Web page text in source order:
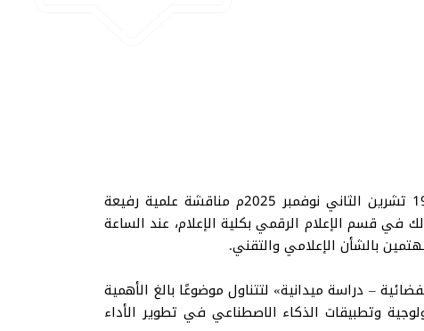
شهدت عمادة الدراسات العليا والبحث العلمي بالمركز الرئيسي في الجامعة الإسلامية بمنيسوتا مساء الأربعاء 19 تشرين الثاني نوفمبر 2025م مناقشة علمية رفيعة
في قسم الإعلام الرقمي بكلية الإعلام، عند الساعة
بالشأن الإعلامي والتقني.
– دراسة ميدانية» لتتناول موضوعًا بالغ الأهمية
وتطبيقات الذكاء الاصطناعي في تطوير الأداء